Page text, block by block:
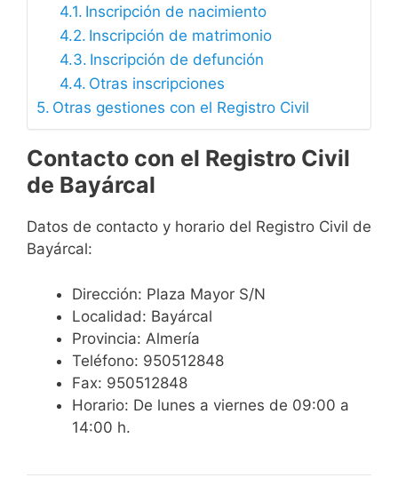
Inscripción de nacimiento
Inscripción de matrimonio
Inscripción de defunción
Otras inscripciones
Otras gestiones con el Registro Civil
Contacto con el Registro Civil
de Bayárcal
Datos de contacto y horario del Registro Civil de
Bayárcal:
Dirección: Plaza Mayor S/N
Localidad: Bayárcal
Provincia: Almería
Teléfono: 950512848
Fax: 950512848
Horario: De lunes a viernes de 09:00 a
14:00 h.